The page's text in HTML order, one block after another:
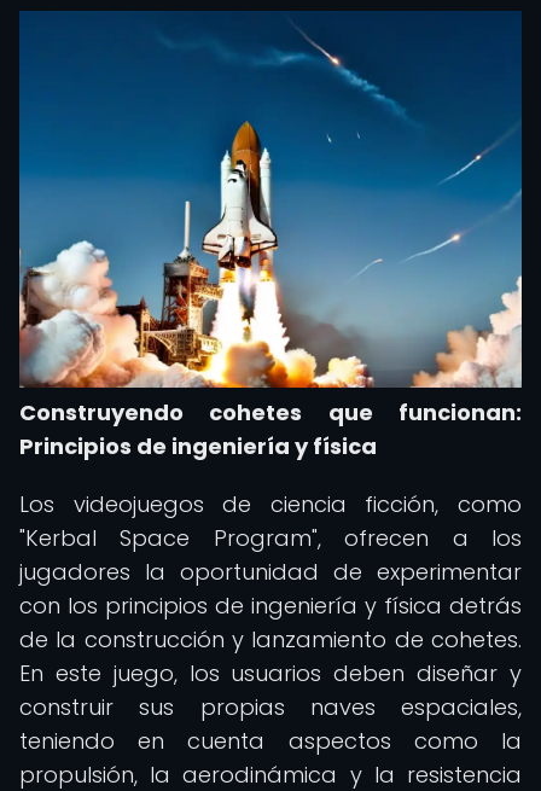
Construyendo cohetes que funcionan:
Principios de ingeniería y física
Los videojuegos de ciencia ficción, como
"Kerbal Space Program", ofrecen a los
jugadores la oportunidad de experimentar
con los principios de ingeniería y física detrás
de la construcción y lanzamiento de cohetes.
En este juego, los usuarios deben diseñar y
construir sus propias naves espaciales,
teniendo en cuenta aspectos como la
propulsión, la aerodinámica y la resistencia